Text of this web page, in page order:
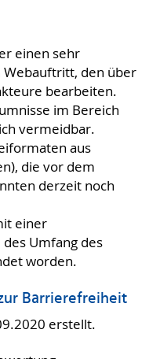
einen sehr
den über
bearbeiten.
im Bereich
vermeidbar.
aus
die vor dem
derzeit noch
einer
Umfang des
worden.
Barrierefreiheit
erstellt.